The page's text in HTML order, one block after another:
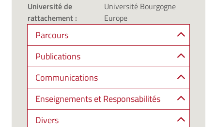
Université de
rattachement :
Université Bourgogne
Europe
Parcours
Publications
Communications
Enseignements et Responsabilités
Divers